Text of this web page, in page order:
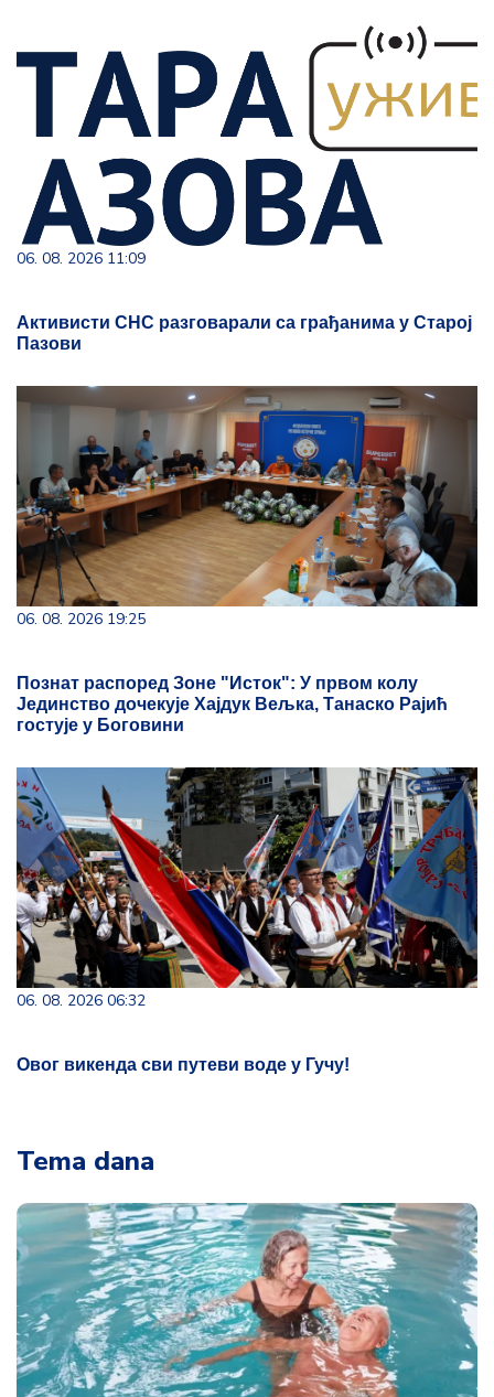
06. 08. 2026 11:09
Активисти СНС разговарали са грађанима у Старој
Пазови
06. 08. 2026 19:25
Познат распоред Зоне "Исток": У првом колу
Јединство дочекује Хајдук Вељка, Танаско Рајић
гостује у Боговини
06. 08. 2026 06:32
Овог викенда сви путеви воде у Гучу!
Tema dana